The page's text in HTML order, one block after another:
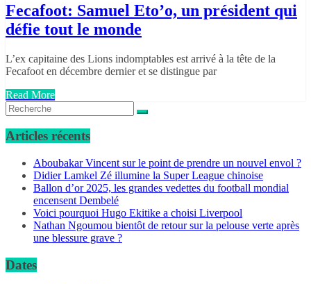
Fecafoot: Samuel Eto’o, un président qui
défie tout le monde
L’ex capitaine des Lions indomptables est arrivé à la tête de la
Fecafoot en décembre dernier et se distingue par
Read More
Articles récents
Aboubakar Vincent sur le point de prendre un nouvel envol ?
Didier Lamkel Zé illumine la Super League chinoise
Ballon d’or 2025, les grandes vedettes du football mondial
encensent Dembelé
Voici pourquoi Hugo Ekitike a choisi Liverpool
Nathan Ngoumou bientôt de retour sur la pelouse verte après
une blessure grave ?
Dates